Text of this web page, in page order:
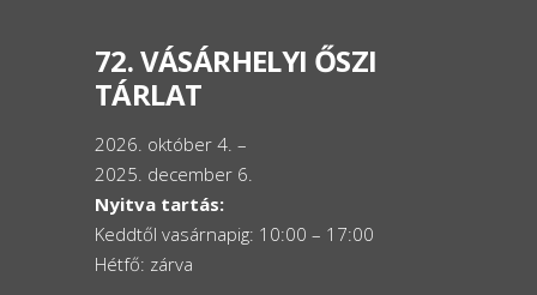
72. VÁSÁRHELYI ŐSZI
TÁRLAT
2026. október 4. –
2025. december 6.
Nyitva tartás:
Keddtől vasárnapig: 10:00 – 17:00
Hétfő: zárva